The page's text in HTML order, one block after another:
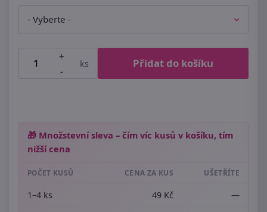
+
-
ks Přidat do košíku
🎁 Množstevní sleva – čím víc kusů v košíku, tím
nižší cena
POČET KUSŮ CENA ZA KUS UŠETŘÍTE
1–4 ks 49 Kč —